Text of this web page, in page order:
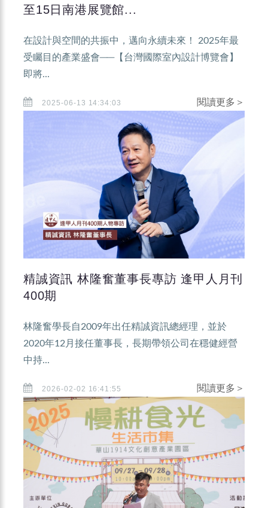
至15日南港展覽館...
在設計與空間的共振中，邁向永續未來！ 2025年最
受矚目的產業盛會──【台灣國際室內設計博覽會】
即將...
2025-06-13 14:34:03 閱讀更多＞
精誠資訊 林隆奮董事長專訪 逢甲人月刊
400期
林隆奮學長自2009年出任精誠資訊總經理，並於
2020年12月接任董事長，長期帶領公司在穩健經營
中持...
2026-02-02 16:41:55 閱讀更多＞